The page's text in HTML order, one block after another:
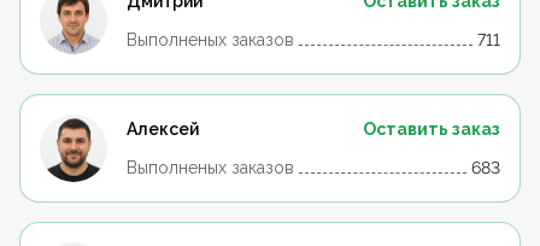
Выполненых заказов
711
Алексей
Оставить заказ
Выполненых заказов
683